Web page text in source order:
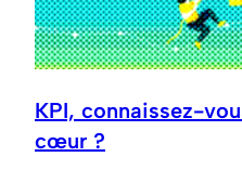
KPI, connaissez-
cœur ?